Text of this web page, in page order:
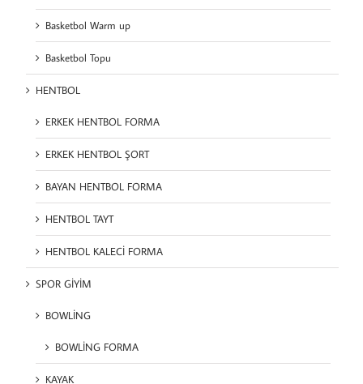
Basketbol Warm up
Basketbol Topu
HENTBOL
ERKEK HENTBOL FORMA
ERKEK HENTBOL ŞORT
BAYAN HENTBOL FORMA
HENTBOL TAYT
HENTBOL KALECİ FORMA
SPOR GİYİM
BOWLİNG
BOWLİNG FORMA
KAYAK